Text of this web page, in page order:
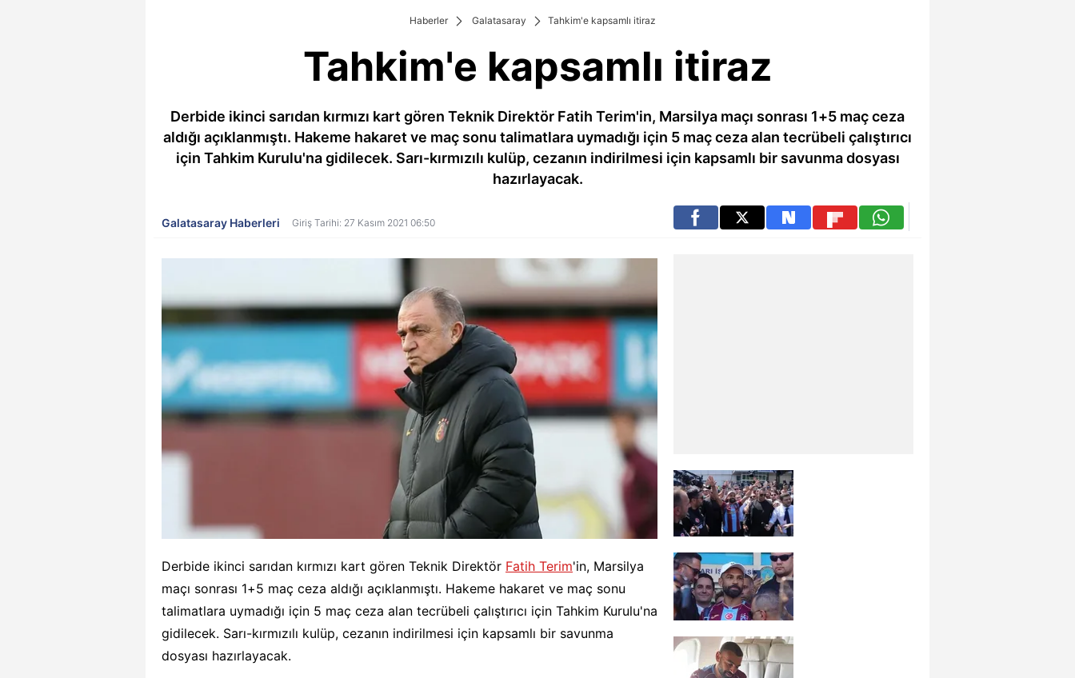
Haberler Galatasaray Tahkim'e kapsamlı itiraz
Tahkim'e kapsamlı itiraz
Derbide ikinci sarıdan kırmızı kart gören Teknik Direktör Fatih Terim'in, Marsilya maçı sonrası 1+5 maç ceza
aldığı açıklanmıştı. Hakeme hakaret ve maç sonu talimatlara uymadığı için 5 maç ceza alan tecrübeli çalıştırıcı
için Tahkim Kurulu'na gidilecek. Sarı-kırmızılı kulüp, cezanın indirilmesi için kapsamlı bir savunma dosyası
hazırlayacak.
Galatasaray Haberleri Giriş Tarihi: 27 Kasım 2021 06:50
Derbide ikinci sarıdan kırmızı kart gören Teknik Direktör Fatih Terim'in, Marsilya
maçı sonrası 1+5 maç ceza aldığı açıklanmıştı. Hakeme hakaret ve maç sonu
talimatlara uymadığı için 5 maç ceza alan tecrübeli çalıştırıcı için Tahkim Kurulu'na
gidilecek. Sarı-kırmızılı kulüp, cezanın indirilmesi için kapsamlı bir savunma
dosyası hazırlayacak.